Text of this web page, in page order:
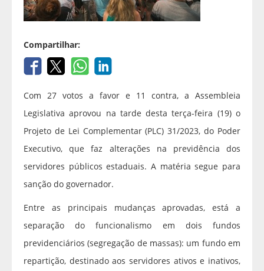
Compartilhar:
Com 27 votos a favor e 11 contra, a Assembleia
Legislativa aprovou na tarde desta terça-feira (19) o
Projeto de Lei Complementar (PLC) 31/2023, do Poder
Executivo, que faz alterações na previdência dos
servidores públicos estaduais. A matéria segue para
sanção do governador.
Entre as principais mudanças aprovadas, está a
separação do funcionalismo em dois fundos
previdenciários (segregação de massas): um fundo em
repartição, destinado aos servidores ativos e inativos,